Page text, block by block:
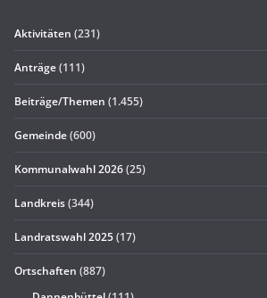
Aktivitäten (231)
Anträge(111)
Beiträge/Themen (1.455)
Gemeinde(600)
Kommunalwahl 2026(25)
Landkreis(344)
Landratswahl 2025(17)
Ortschaften (887)